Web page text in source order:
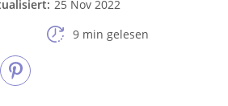
25 Nov 2022
9 min gelesen